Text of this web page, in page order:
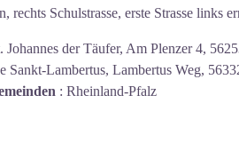
rechts Schulstrasse, erste Strasse links
Johannes der Täufer, Am Plenzer 4,
Sankt-Lambertus, Lambertus Weg,
: Rheinland-Pfalz